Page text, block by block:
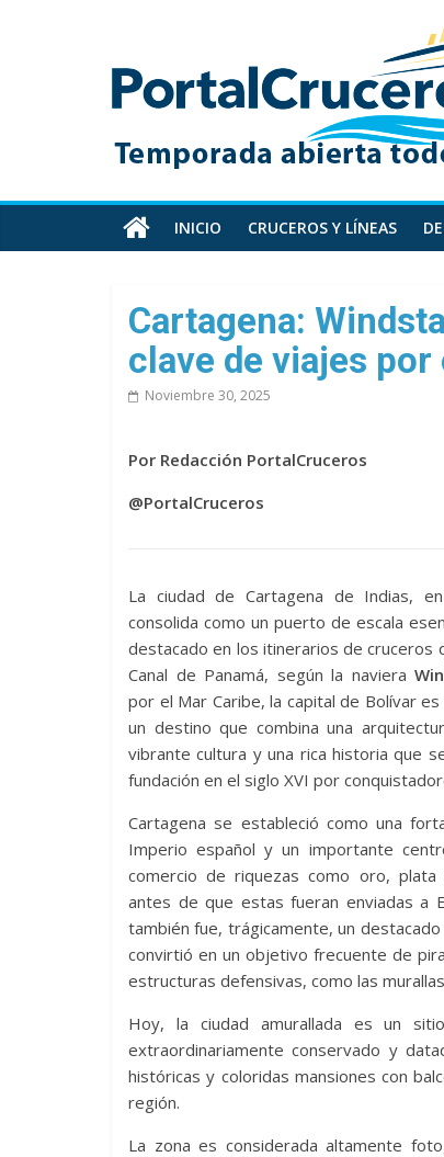
Toda
información
cruceros
en
un
sitio
INICIO CRUCEROS Y LÍNEAS
Cartagena:
clave de viajes por
Noviembre 30, 2025
Por Redacción PortalCruceros
@PortalCruceros
La ciudad de Cartagena de Indias,
consolida como un puerto de escala
destacado en los itinerarios de cruceros
Canal de Panamá, según la naviera
por el Mar Caribe, la capital de Bolívar
un destino que combina una
vibrante cultura y una rica historia que
fundación en el siglo XVI por
Cartagena se estableció como una
Imperio español y un importante
comercio de riquezas como oro, plata
antes de que estas fueran enviadas a
también fue, trágicamente, un
convirtió en un objetivo frecuente de
estructuras defensivas, como las
Hoy, la ciudad amurallada es un
extraordinariamente conservado y
históricas y coloridas mansiones con
región.
La zona es considerada altamente